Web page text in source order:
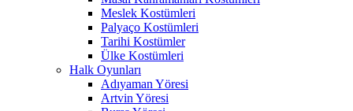
Meslek Kostümleri
Palyaço Kostümleri
Tarihi Kostümler
Ülke Kostümleri
Halk Oyunları
Adıyaman Yöresi
Artvin Yöresi